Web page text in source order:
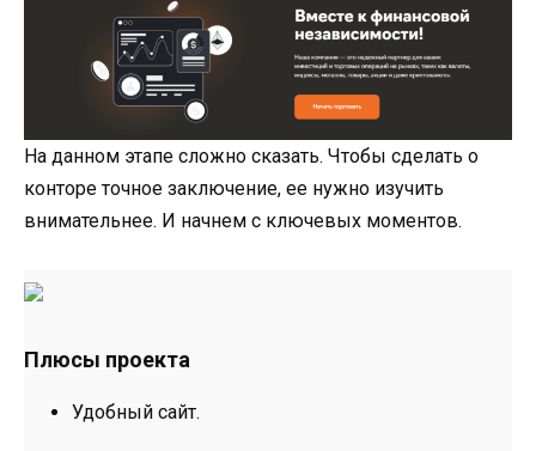
На данном этапе сложно сказать. Чтобы сделать о
конторе точное заключение, ее нужно изучить
внимательнее. И начнем с ключевых моментов.
Плюсы проекта
Удобный сайт.